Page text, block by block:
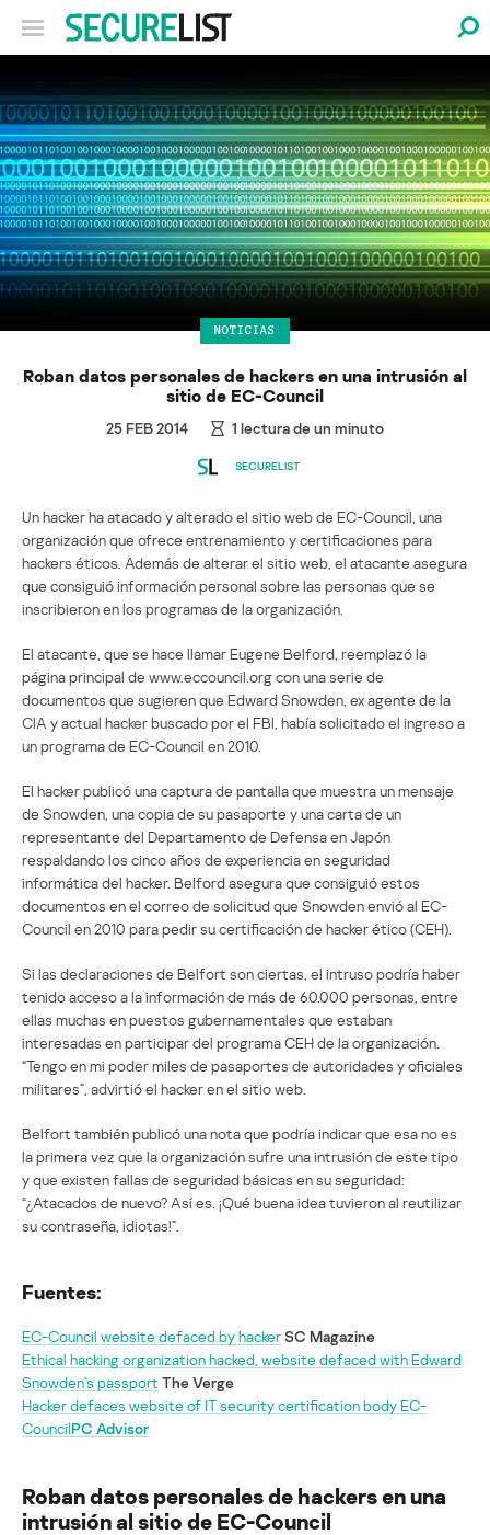
NOTICIAS
Roban datos personales de hackers en una intrusión al
sitio de EC-Council
25 FEB 2014 1 lectura de un minuto
SECURELIST
Un hacker ha atacado y alterado el sitio web de EC-Council, una
organización que ofrece entrenamiento y certificaciones para
hackers éticos. Además de alterar el sitio web, el atacante asegura
que consiguió información personal sobre las personas que se
inscribieron en los programas de la organización.
El atacante, que se hace llamar Eugene Belford, reemplazó la
página principal de www.eccouncil.org con una serie de
documentos que sugieren que Edward Snowden, ex agente de la
CIA y actual hacker buscado por el FBI, había solicitado el ingreso a
un programa de EC-Council en 2010.
El hacker publicó una captura de pantalla que muestra un mensaje
de Snowden, una copia de su pasaporte y una carta de un
representante del Departamento de Defensa en Japón
respaldando los cinco años de experiencia en seguridad
informática del hacker. Belford asegura que consiguió estos
documentos en el correo de solicitud que Snowden envió al EC-
Council en 2010 para pedir su certificación de hacker ético (CEH).
Si las declaraciones de Belfort son ciertas, el intruso podría haber
tenido acceso a la información de más de 60.000 personas, entre
ellas muchas en puestos gubernamentales que estaban
interesadas en participar del programa CEH de la organización.
“Tengo en mi poder miles de pasaportes de autoridades y oficiales
militares”, advirtió el hacker en el sitio web.
Belfort también publicó una nota que podría indicar que esa no es
la primera vez que la organización sufre una intrusión de este tipo
y que existen fallas de seguridad básicas en su seguridad:
“¿Atacados de nuevo? Así es. ¡Qué buena idea tuvieron al reutilizar
su contraseña, idiotas!”.
Fuentes:
EC-Council website defaced by hackerSC Magazine
Ethical hacking organization hacked, website defaced with Edward
Snowden’s passport The Verge
Hacker defaces website of IT security certification body EC-
CouncilPC Advisor
Roban datos personales de hackers en una
intrusión al sitio de EC-Council